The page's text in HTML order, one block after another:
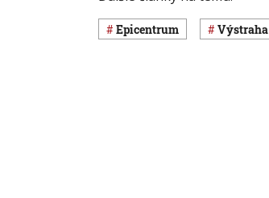
epicentrum výstraha